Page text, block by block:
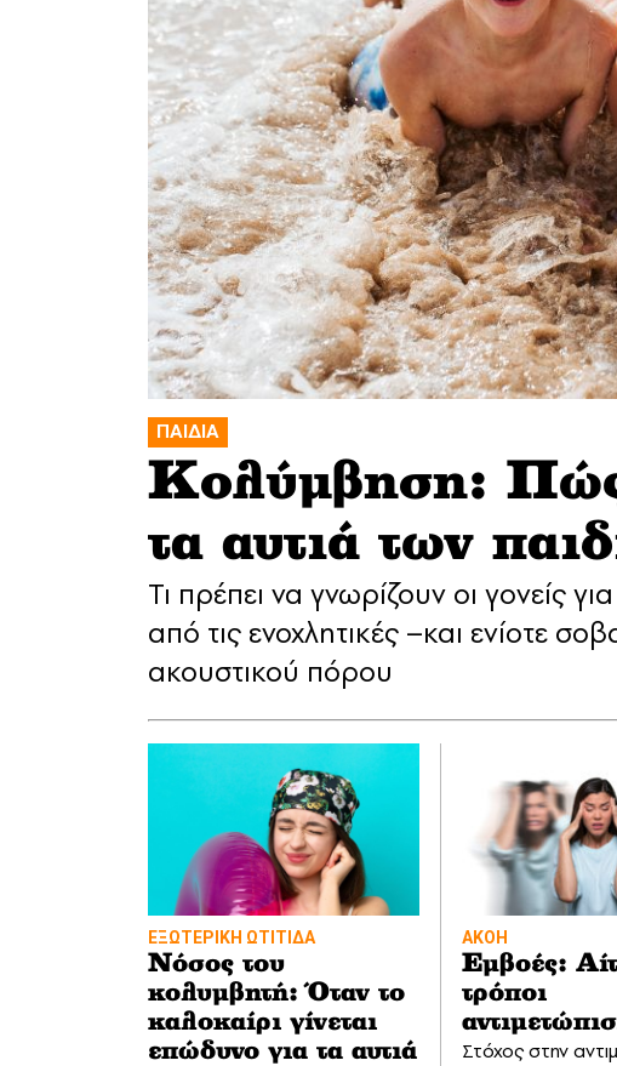
ΠΑΙΔΙΑ
Κολύμβηση: Πώς
τα αυτιά των
Τι πρέπει να γνωρίζουν οι γονείς
από τις ενοχλητικές –και ενίοτε
ακουστικού πόρου
ΕΞΩΤΕΡΙΚΗ ΩΤΙΤΙΔΑ
Νόσος του
κολυμβητή: Όταν το
καλοκαίρι γίνεται
επώδυνο για τα αυτιά
ΑΚΟΗ
Εμβοές:
τρόποι
Στόχος στην